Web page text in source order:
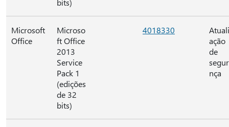
bits)
Microsoft
Office
Microso
ft Office
2013
Service
Pack 1
(edições
de 32
bits)
4018330
ação
de
nça